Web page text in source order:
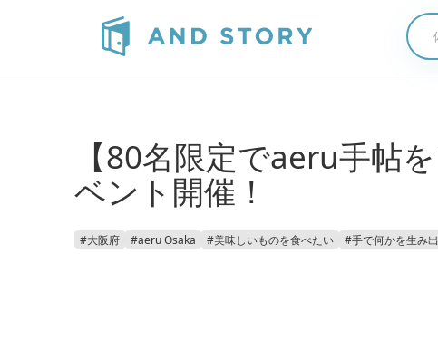
【80名限定でaeru手帖
ベント開催！
#大阪府 #aeru Osaka #美味しいものを食べたい #手で何かを生み